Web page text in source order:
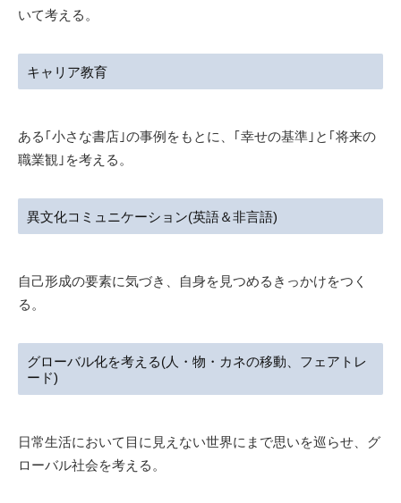
いて考える。
キャリア教育
ある｢小さな書店｣の事例をもとに、｢幸せの基準｣と｢将来の
職業観｣を考える。
異文化コミュニケーション(英語＆非言語)
自己形成の要素に気づき、自身を見つめるきっかけをつく
る。
グローバル化を考える(人・物・カネの移動、フェアトレ
ード)
日常生活において目に見えない世界にまで思いを巡らせ、グ
ローバル社会を考える。